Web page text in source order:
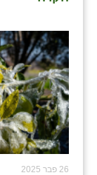
26 פבר 2025